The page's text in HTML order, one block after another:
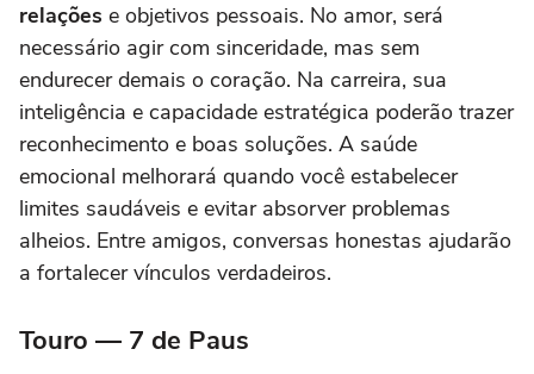
relações e objetivos pessoais. No amor, será
necessário agir com sinceridade, mas sem
endurecer demais o coração. Na carreira, sua
inteligência e capacidade estratégica poderão trazer
reconhecimento e boas soluções. A saúde
emocional melhorará quando você estabelecer
limites saudáveis e evitar absorver problemas
alheios. Entre amigos, conversas honestas ajudarão
a fortalecer vínculos verdadeiros.
Touro — 7 de Paus